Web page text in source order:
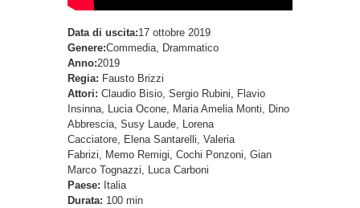
Data di uscita:17 ottobre 2019
Genere:Commedia, Drammatico
Anno:2019
Regia: Fausto Brizzi
Attori: Claudio Bisio, Sergio Rubini, Flavio
Insinna, Lucia Ocone, Maria Amelia Monti, Dino
Abbrescia, Susy Laude, Lorena
Cacciatore, Elena Santarelli, Valeria
Fabrizi, Memo Remigi, Cochi Ponzoni, Gian
Marco Tognazzi, Luca Carboni
Paese: Italia
Durata: 100 min